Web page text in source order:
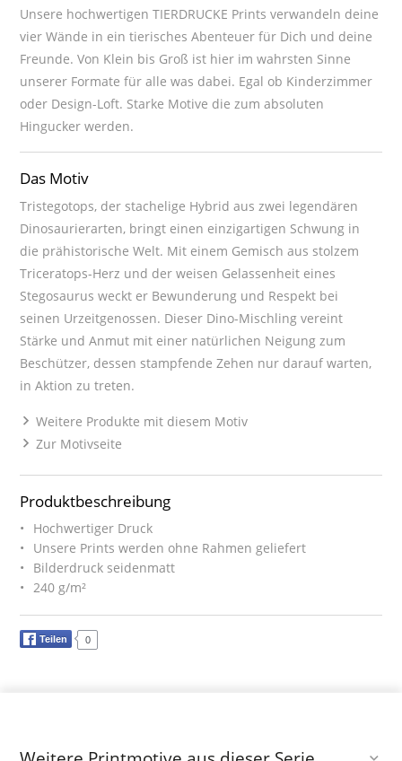
Unsere hochwertigen TIERDRUCKE Prints verwandeln deine
vier Wände in ein tierisches Abenteuer für Dich und deine
Freunde. Von Klein bis Groß ist hier im wahrsten Sinne
unserer Formate für alle was dabei. Egal ob Kinderzimmer
oder Design-Loft. Starke Motive die zum absoluten
Hingucker werden.
Das Motiv
Tristegotops, der stachelige Hybrid aus zwei legendären
Dinosaurierarten, bringt einen einzigartigen Schwung in
die prähistorische Welt. Mit einem Gemisch aus stolzem
Triceratops-Herz und der weisen Gelassenheit eines
Stegosaurus weckt er Bewunderung und Respekt bei
seinen Urzeitgenossen. Dieser Dino-Mischling vereint
Stärke und Anmut mit einer natürlichen Neigung zum
Beschützer, dessen stampfende Zehen nur darauf warten,
in Aktion zu treten.
Weitere Produkte mit diesem Motiv
Zur Motivseite
Produktbeschreibung
Hochwertiger Druck
Unsere Prints werden ohne Rahmen geliefert
Bilderdruck seidenmatt
240 g/m²
Teilen 0